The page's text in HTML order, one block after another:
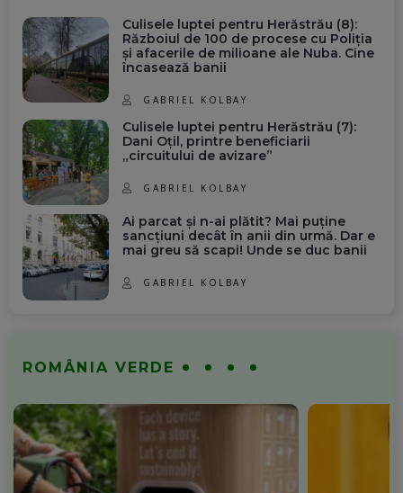
Culisele luptei pentru Herăstrău (8):
Războiul de 100 de procese cu Poliția
și afacerile de milioane ale Nuba. Cine
încasează banii
GABRIEL KOLBAY
Culisele luptei pentru Herăstrău (7):
Dani Oțil, printre beneficiarii
„circuitului de avizare”
GABRIEL KOLBAY
Ai parcat și n-ai plătit? Mai puține
sancțiuni decât în anii din urmă. Dar e
mai greu să scapi! Unde se duc banii
GABRIEL KOLBAY
ROMÂNIA VERDE